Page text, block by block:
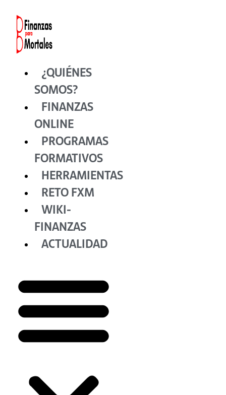
contenido
¿QUIÉNES
SOMOS?
FINANZAS
ONLINE
PROGRAMAS
FORMATIVOS
HERRAMIENTAS
RETO FXM
WIKI-
FINANZAS
ACTUALIDAD